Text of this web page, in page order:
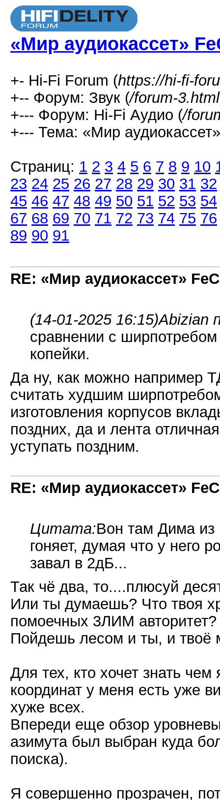
«Мир аудиокассет»
+- Hi-Fi Forum (https://hi-fi-
+-- Форум: Звук (/forum-3.html
+--- Форум: Hi-Fi Аудио (/
+--- Тема: «Мир
Страниц: 1 2 3 4 5 6 7 8 9 10
23 24 25 26 27 28 29 30 31 32
45 46 47 48 49 50 51 52 53 54
67 68 69 70 71 72 73 74 75 76
89 90 91
RE: «Мир аудиокассет»
(14-01-2025 16:15)Abizian
сравнении с
копейки.
Да ну, как можно например
считать худшим
изготовления корпусов
поздних, да и лента
уступать поздним.
RE: «Мир аудиокассет»
Цитата:Вон там Дима из
гоняет, думая что у него
завал в 2дБ...
Так чё два, то....плюсуй
Или ты думаешь? Что твоя
помоечных 3ЛИМ авторитет?
Пойдешь лесом и ты, и твоё
Для тех, кто хочет знать
координат у меня есть уже
хуже всех.
Впереди еще обзор
азимута был выбран куда
поиска).
Я совершенно прозрачен,